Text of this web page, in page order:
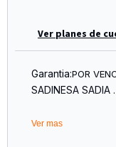
Ver planes de
Garantia:POR
SADINESA SADIA
Ver mas